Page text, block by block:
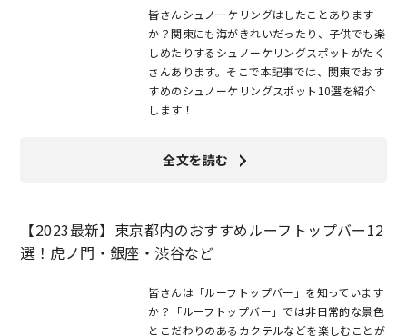
皆さんシュノーケリングはしたことあります
か？関東にも海がきれいだったり、子供でも楽
しめたりするシュノーケリングスポットがたく
さんあります。そこで本記事では、関東でおす
すめのシュノーケリングスポット10選を紹介
します！
全文を読む
【2023最新】東京都内のおすすめルーフトップバー12
選！虎ノ門・銀座・渋谷など
皆さんは「ルーフトップバー」を知っています
か？「ルーフトップバー」では非日常的な景色
とこだわりのあるカクテルなどを楽しむことが